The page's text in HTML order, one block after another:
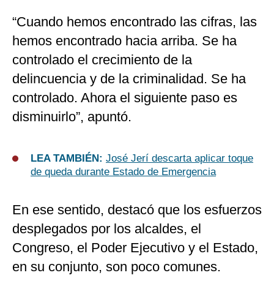
“Cuando hemos encontrado las cifras, las
hemos encontrado hacia arriba. Se ha
controlado el crecimiento de la
delincuencia y de la criminalidad. Se ha
controlado. Ahora el siguiente paso es
disminuirlo”, apuntó.
LEA TAMBIÉN: José Jerí descarta aplicar toque
de queda durante Estado de Emergencia
En ese sentido, destacó que los esfuerzos
desplegados por los alcaldes, el
Congreso, el Poder Ejecutivo y el Estado,
en su conjunto, son poco comunes.